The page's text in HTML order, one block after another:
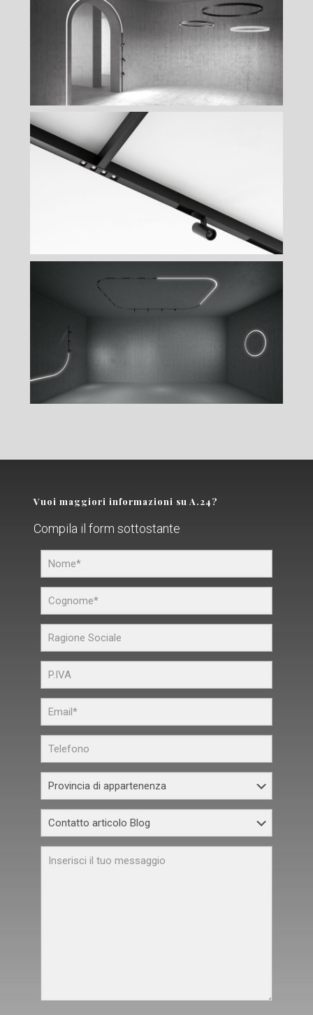
Vuoi maggiori informazioni su A.24?
Compila il form sottostante